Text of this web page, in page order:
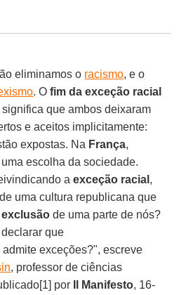
eliminamos o racismo, e o
. Ofim da exceção racial
significa que ambos deixaram
e aceitos implicitamente:
expostas. Na França,
escolha da sociedade.
aexceção racial ,
uma cultura republicana que
exclusão de uma parte de nós?
que
admite exceções?", escreve
, professor de ciências
por
Il Manifesto, 16-